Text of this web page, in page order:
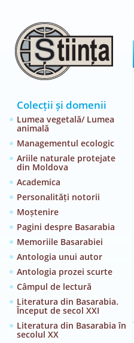
Colecții și domenii
Lumea vegetală/ Lumea
animală
Managementul ecologic
Ariile naturale protejate
din Moldova
Academica
Personalități notorii
Moștenire
Pagini despre Basarabia
Memoriile Basarabiei
Antologia unui autor
Antologia prozei scurte
Câmpul de lectură
Literatura din Basarabia.
Început de secol XXI
Literatura din Basarabia în
secolul XX